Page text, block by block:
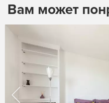
Вам может